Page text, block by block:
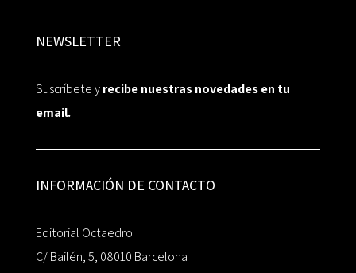
NEWSLETTER
Suscríbete yrecibe nuestras novedades en tu
email.
INFORMACIÓN DE CONTACTO
Editorial Octaedro
C/ Bailén, 5, 08010 Barcelona